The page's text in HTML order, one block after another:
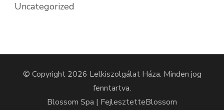
Uncategorized
© Copyright 2026 Lelkiszolgálat Háza. Minden jog
fenntartva.
Blossom Spa | FejlesztetteBlossom